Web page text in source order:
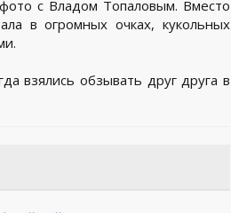
с Владом Топаловым. Вместо
в огромных очках, кукольных
взялись обзывать друг друга в